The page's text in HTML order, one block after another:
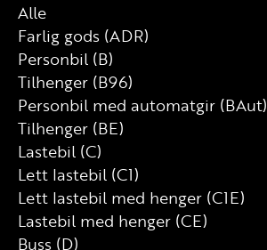
Alle
Farlig gods (ADR)
Personbil (B)
Tilhenger (B96)
Personbil med automatgir (BAut)
Tilhenger (BE)
Lastebil (C)
Lett lastebil (C1)
Lett lastebil med henger (C1E)
Lastebil med henger (CE)
Buss (D)